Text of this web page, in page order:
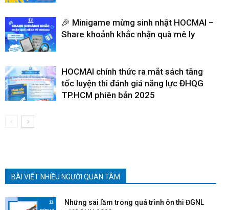
🎉 Minigame mừng sinh nhật HOCMAI –
Share khoảnh khắc nhận quà mê ly
HOCMAI chính thức ra mắt sách tăng
tốc luyện thi đánh giá năng lực ĐHQG
TP.HCM phiên bản 2025
BÀI VIẾT NHIỀU NGƯỜI QUAN TÂM
Những sai lầm trong quá trình ôn thi ĐGNL